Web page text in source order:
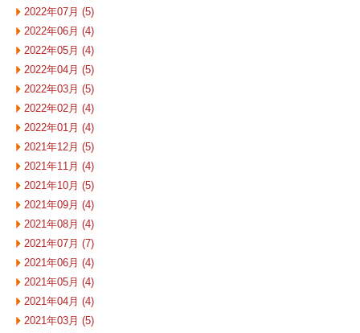
2022年07月 (5)
2022年06月 (4)
2022年05月 (4)
2022年04月 (5)
2022年03月 (5)
2022年02月 (4)
2022年01月 (4)
2021年12月 (5)
2021年11月 (4)
2021年10月 (5)
2021年09月 (4)
2021年08月 (4)
2021年07月 (7)
2021年06月 (4)
2021年05月 (4)
2021年04月 (4)
2021年03月 (5)